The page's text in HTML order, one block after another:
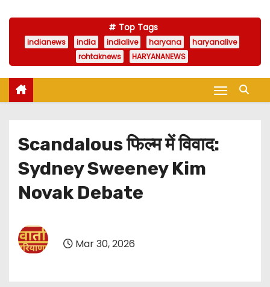
Top Tags
indianews india indialive haryana
haryanalive
rohtaknews
HARYANANEWS
Scandalous फिल्म में विवाद:
Sydney Sweeney Kim
Novak Debate
Mar 30, 2026